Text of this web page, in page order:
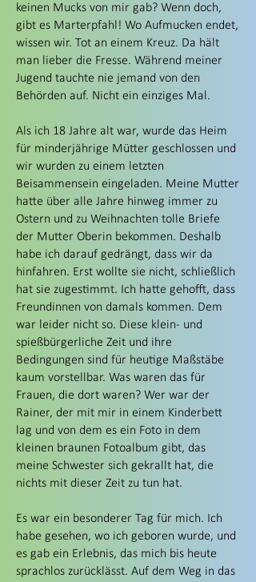
keinen Mucks von mir gab? Wenn doch,
gibt es Marterpfahl! Wo Aufmucken endet,
wissen wir. Tot an einem Kreuz. Da hält
man lieber die Fresse. Während meiner
Jugend tauchte nie jemand von den
Behörden auf. Nicht ein einziges Mal.
Als ich 18 Jahre alt war, wurde das Heim
für minderjährige Mütter geschlossen und
wir wurden zu einem letzten
Beisammensein eingeladen. Meine Mutter
hatte über alle Jahre hinweg immer zu
Ostern und zu Weihnachten tolle Briefe
der Mutter Oberin bekommen. Deshalb
habe ich darauf gedrängt, dass wir da
hinfahren. Erst wollte sie nicht, schließlich
hat sie zugestimmt. Ich hatte gehofft, dass
Freundinnen von damals kommen. Dem
war leider nicht so. Diese klein- und
spießbürgerliche Zeit und ihre
Bedingungen sind für heutige Maßstäbe
kaum vorstellbar. Was waren das für
Frauen, die dort waren? Wer war der
Rainer, der mit mir in einem Kinderbett
lag und von dem es ein Foto in dem
kleinen braunen Fotoalbum gibt, das
meine Schwester sich gekrallt hat, die
nichts mit dieser Zeit zu tun hat.
Es war ein besonderer Tag für mich. Ich
habe gesehen, wo ich geboren wurde, und
es gab ein Erlebnis, das mich bis heute
sprachlos zurücklässt. Auf dem Weg in das